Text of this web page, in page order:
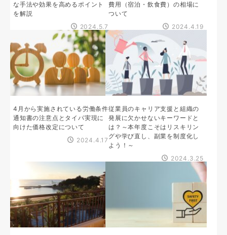
な手法や効果を高めるポイント
を解説
2024.5.7
費用（宿泊・飲食費）の相場に
ついて
2024.4.19
4月から実施されている労働条件
通知書の注意点とタイパ実現に
向けた価格改定について
2024.4.17
従業員のキャリア支援と組織の
発展に欠かせないキーワードと
は？～本年度こそはリスキリン
グや学び直し、副業を制度化し
よう！～
2024.3.25